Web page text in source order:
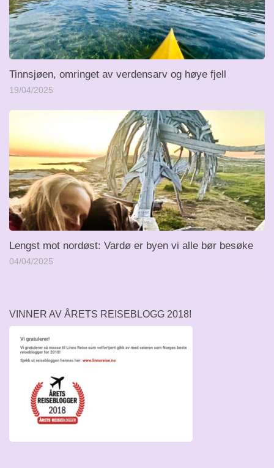
Tinnsjøen, omringet av verdensarv og høye fjell
19/04/2025
Lengst mot nordøst: Vardø er byen vi alle bør besøke
04/04/2025
VINNER AV ÅRETS REISEBLOGG 2018!